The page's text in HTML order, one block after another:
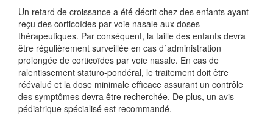
Un retard de croissance a été décrit chez des enfants ayant
reçu des corticoïdes par voie nasale aux doses
thérapeutiques. Par conséquent, la taille des enfants devra
être régulièrement surveillée en cas d´administration
prolongée de corticoïdes par voie nasale. En cas de
ralentissement staturo-pondéral, le traitement doit être
réévalué et la dose minimale efficace assurant un contrôle
des symptômes devra être recherchée. De plus, un avis
pédiatrique spécialisé est recommandé.